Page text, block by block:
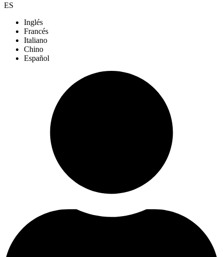
ES
Inglés
Francés
Italiano
Chino
Español